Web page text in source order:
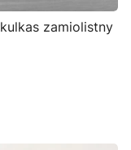
zamiolistny